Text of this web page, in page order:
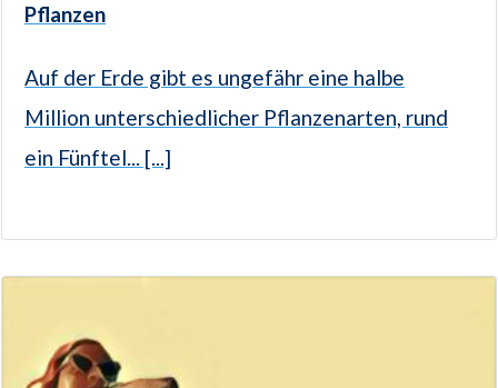
Pflanzen
Auf der Erde gibt es ungefähr eine halbe
Million unterschiedlicher Pflanzenarten, rund
ein Fünftel... [...]